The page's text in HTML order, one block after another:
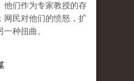
他们作为专家教授的存
网民对他们的愤怒，扩
种扭曲。